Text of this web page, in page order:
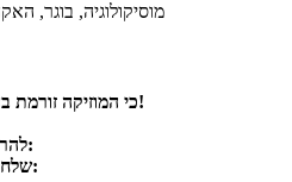
מוסיקולוגיה, בוגר,
?‍? בית ספר Dmusic - כי המוזיקה זורמת בדם שלנו!
? להרשמה או קבלת פרטים נוספים:
שלחו הודעה בוואטסאפ או התקשרו: